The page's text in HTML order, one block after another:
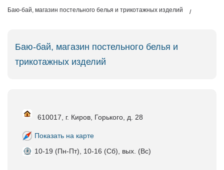
Баю-бай, магазин постельного белья и трикотажных изделий
Баю-бай, магазин постельного белья и
трикотажных изделий
610017, г. Киров, Горького, д. 28
Показать на карте
10-19 (Пн-Пт), 10-16 (Сб), вых. (Вс)